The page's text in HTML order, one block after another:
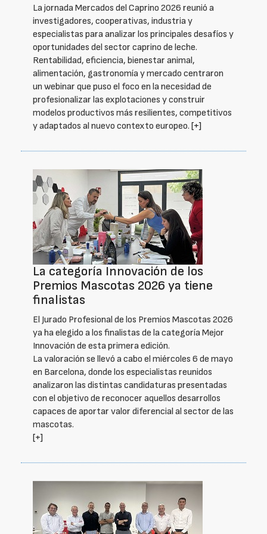
La jornada Mercados del Caprino 2026 reunió a
investigadores, cooperativas, industria y
especialistas para analizar los principales desafíos y
oportunidades del sector caprino de leche.
Rentabilidad, eficiencia, bienestar animal,
alimentación, gastronomía y mercado centraron
un webinar que puso el foco en la necesidad de
profesionalizar las explotaciones y construir
modelos productivos más resilientes, competitivos
y adaptados al nuevo contexto europeo. [+]
La categoría Innovación de los
Premios Mascotas 2026 ya tiene
finalistas
El Jurado Profesional de los Premios Mascotas 2026
ya ha elegido a los finalistas de la categoría Mejor
Innovación de esta primera edición.
La valoración se llevó a cabo el miércoles 6 de mayo
en Barcelona, donde los especialistas reunidos
analizaron las distintas candidaturas presentadas
con el objetivo de reconocer aquellos desarrollos
capaces de aportar valor diferencial al sector de las
mascotas.
[+]